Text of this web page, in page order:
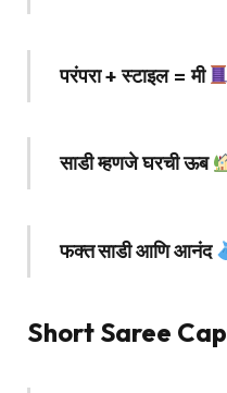
परंपरा + स्टाइल = मी
साडी म्हणजे घरची ऊब
फक्त साडी आणि आनंद
Short Saree